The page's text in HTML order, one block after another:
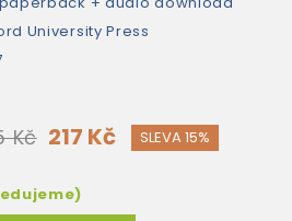
University Press
Kč 217 Kč SLEVA 15%